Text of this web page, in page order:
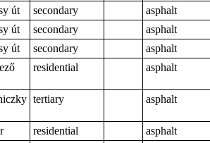
út secondary
asphalt
út secondary
asphalt
út secondary
asphalt
residential asphalt
tertiary asphalt
residential
asphalt